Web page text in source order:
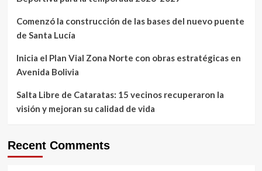
Comenzó la construcción de las bases del nuevo puente
de Santa Lucía
Inicia el Plan Vial Zona Norte con obras estratégicas en
Avenida Bolivia
Salta Libre de Cataratas: 15 vecinos recuperaron la
visión y mejoran su calidad de vida
Recent Comments